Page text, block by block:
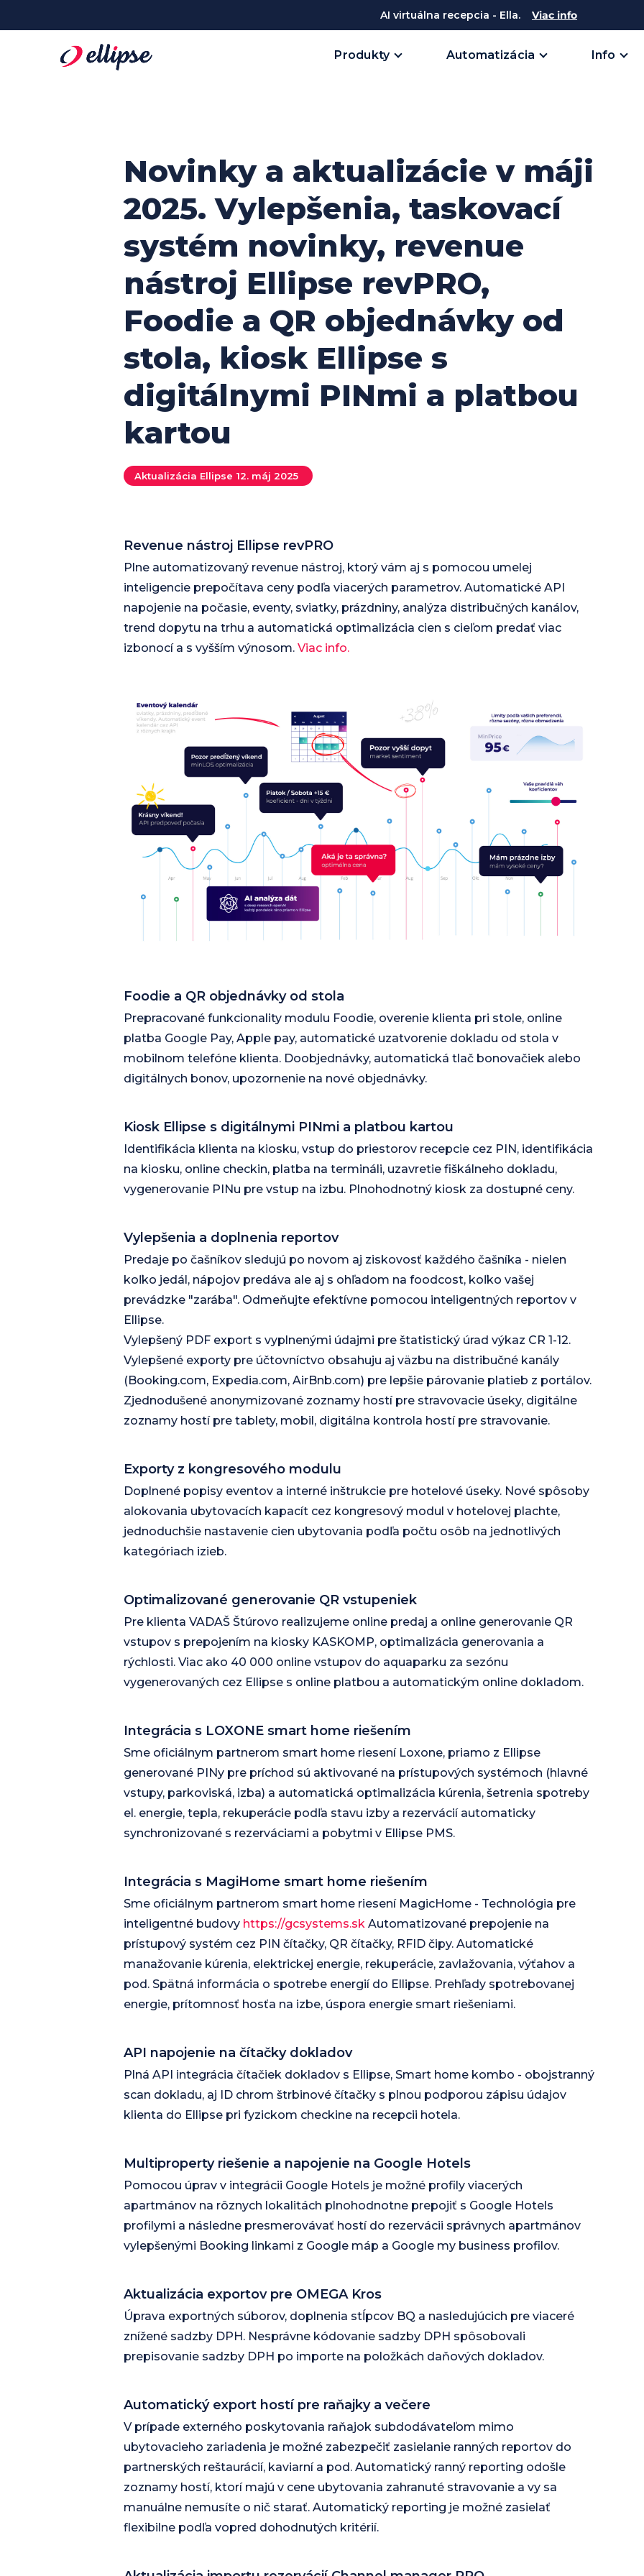
AI virtuálna recepcia - Ella. Viac info
Produkty Automatizácia Info
Novinky a aktualizácie v máji
2025. Vylepšenia, taskovací
systém novinky, revenue
nástroj Ellipse revPRO,
Foodie a QR objednávky od
stola, kiosk Ellipse s
digitálnymi PINmi a platbou
kartou
Aktualizácia Ellipse 12. máj 2025
Revenue nástroj Ellipse revPRO
Plne automatizovaný revenue nástroj, ktorý vám aj s pomocou umelej
inteligencie prepočítava ceny podľa viacerých parametrov. Automatické API
napojenie na počasie, eventy, sviatky, prázdniny, analýza distribučných kanálov,
trend dopytu na trhu a automatická optimalizácia cien s cieľom predať viac
izbonocí a s vyšším výnosom. Viac info.
Foodie a QR objednávky od stola
Prepracované funkcionality modulu Foodie, overenie klienta pri stole, online
platba Google Pay, Apple pay, automatické uzatvorenie dokladu od stola v
mobilnom telefóne klienta. Doobjednávky, automatická tlač bonovačiek alebo
digitálnych bonov, upozornenie na nové objednávky.
Kiosk Ellipse s digitálnymi PINmi a platbou kartou
Identifikácia klienta na kiosku, vstup do priestorov recepcie cez PIN, identifikácia
na kiosku, online checkin, platba na termináli, uzavretie fiškálneho dokladu,
vygenerovanie PINu pre vstup na izbu. Plnohodnotný kiosk za dostupné ceny.
Vylepšenia a doplnenia reportov
Predaje po čašníkov sledujú po novom aj ziskovosť každého čašníka - nielen
koľko jedál, nápojov predáva ale aj s ohľadom na foodcost, koľko vašej
prevádzke "zarába". Odmeňujte efektívne pomocou inteligentných reportov v
Ellipse.
Vylepšený PDF export s vyplnenými údajmi pre štatistický úrad výkaz CR 1-12.
Vylepšené exporty pre účtovníctvo obsahuju aj väzbu na distribučné kanály
(Booking.com, Expedia.com, AirBnb.com) pre lepšie párovanie platieb z portálov.
Zjednodušené anonymizované zoznamy hostí pre stravovacie úseky, digitálne
zoznamy hostí pre tablety, mobil, digitálna kontrola hostí pre stravovanie.
Exporty z kongresového modulu
Doplnené popisy eventov a interné inštrukcie pre hotelové úseky. Nové spôsoby
alokovania ubytovacích kapacít cez kongresový modul v hotelovej plachte,
jednoduchšie nastavenie cien ubytovania podľa počtu osôb na jednotlivých
kategóriach izieb.
Optimalizované generovanie QR vstupeniek
Pre klienta VADAŠ Štúrovo realizujeme online predaj a online generovanie QR
vstupov s prepojením na kiosky KASKOMP, optimalizácia generovania a
rýchlosti. Viac ako 40 000 online vstupov do aquaparku za sezónu
vygenerovaných cez Ellipse s online platbou a automatickým online dokladom.
Integrácia s LOXONE smart home riešením
Sme oficiálnym partnerom smart home riesení Loxone, priamo z Ellipse
generované PINy pre príchod sú aktivované na prístupových systémoch (hlavné
vstupy, parkoviská, izba) a automatická optimalizácia kúrenia, šetrenia spotreby
el. energie, tepla, rekuperácie podľa stavu izby a rezervácií automaticky
synchronizované s rezerváciami a pobytmi v Ellipse PMS.
Integrácia s MagiHome smart home riešením
Sme oficiálnym partnerom smart home riesení MagicHome - Technológia pre
inteligentné budovy https://gcsystems.sk Automatizované prepojenie na
prístupový systém cez PIN čítačky, QR čítačky, RFID čipy. Automatické
manažovanie kúrenia, elektrickej energie, rekuperácie, zavlažovania, výťahov a
pod. Spätná informácia o spotrebe energií do Ellipse. Prehľady spotrebovanej
energie, prítomnosť hosťa na izbe, úspora energie smart riešeniami.
API napojenie na čítačky dokladov
Plná API integrácia čítačiek dokladov s Ellipse, Smart home kombo - obojstranný
scan dokladu, aj ID chrom štrbinové čítačky s plnou podporou zápisu údajov
klienta do Ellipse pri fyzickom checkine na recepcii hotela.
Multiproperty riešenie a napojenie na Google Hotels
Pomocou úprav v integrácii Google Hotels je možné profily viacerých
apartmánov na rôznych lokalitách plnohodnotne prepojiť s Google Hotels
profilymi a následne presmerovávať hostí do rezervácii správnych apartmánov
vylepšenými Booking linkami z Google máp a Google my business profilov.
Aktualizácia exportov pre OMEGA Kros
Úprava exportných súborov, doplnenia stĺpcov BQ a nasledujúcich pre viaceré
znížené sadzby DPH. Nesprávne kódovanie sadzby DPH spôsobovali
prepisovanie sadzby DPH po importe na položkách daňových dokladov.
Automatický export hostí pre raňajky a večere
V prípade externého poskytovania raňajok subdodávateľom mimo
ubytovacieho zariadenia je možné zabezpečiť zasielanie ranných reportov do
partnerských reštaurácií, kaviarní a pod. Automatický ranný reporting odošle
zoznamy hostí, ktorí majú v cene ubytovania zahranuté stravovanie a vy sa
manuálne nemusíte o nič starať. Automatický reporting je možné zasielať
flexibilne podľa vopred dohodnutých kritérií.